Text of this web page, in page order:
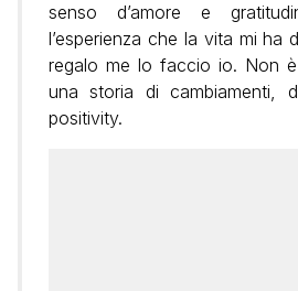
senso d’amore e
l’esperienza che la vita mi ha
regalo me lo faccio io. Non
una storia di cambiamenti,
positivity.